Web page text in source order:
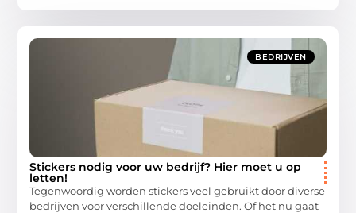
BEDRIJVEN
Stickers nodig voor uw bedrijf? Hier moet u op
letten!
Tegenwoordig worden stickers veel gebruikt door diverse
bedrijven voor verschillende doeleinden. Of het nu gaat